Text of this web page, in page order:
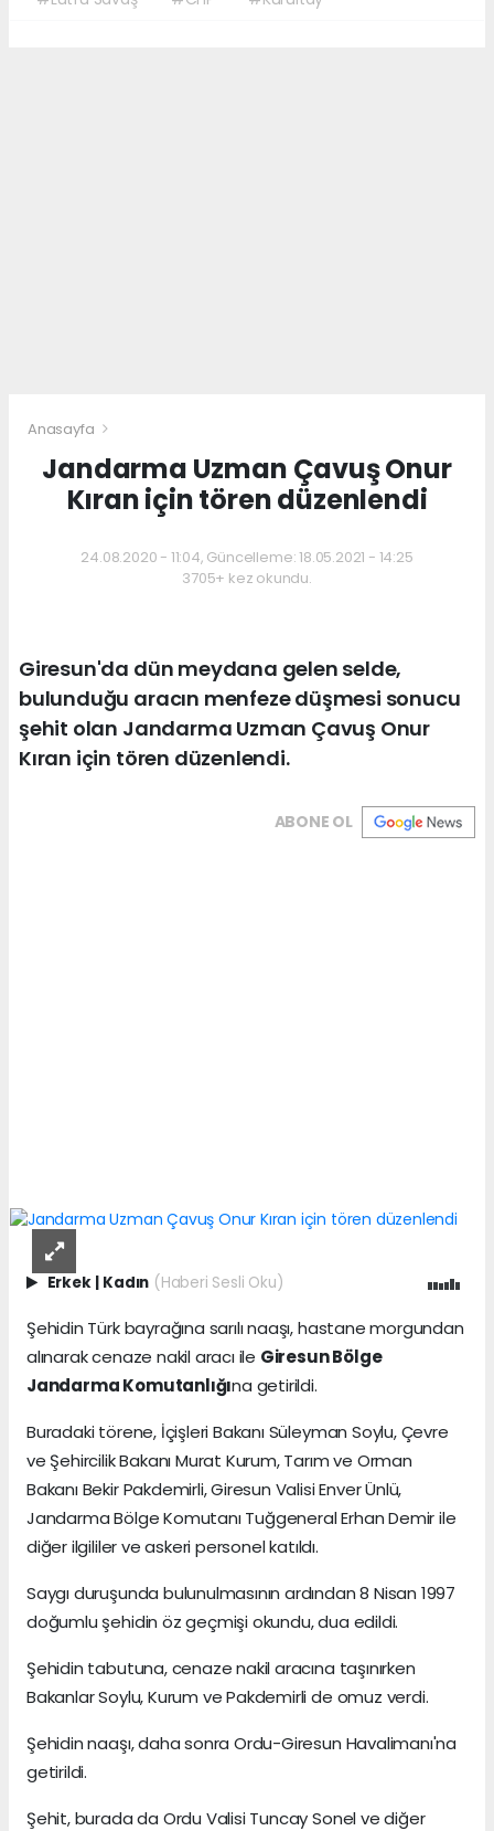
Anasayfa
Jandarma Uzman Çavuş Onur
Kıran için tören düzenlendi
24.08.2020 - 11:04, Güncelleme: 18.05.2021 - 14:25
3705+ kez okundu.
Giresun'da dün meydana gelen selde,
bulunduğu aracın menfeze düşmesi sonucu
şehit olan Jandarma Uzman Çavuş Onur
Kıran için tören düzenlendi.
ABONE OL
Erkek | Kadın (Haberi Sesli Oku)
Şehidin Türk bayrağına sarılı naaşı, hastane morgundan
alınarak cenaze nakil aracı ile Giresun Bölge
Jandarma Komutanlığına getirildi.
Buradaki törene, İçişleri Bakanı Süleyman Soylu, Çevre
ve Şehircilik Bakanı Murat Kurum, Tarım ve Orman
Bakanı Bekir Pakdemirli, Giresun Valisi Enver Ünlü,
Jandarma Bölge Komutanı Tuğgeneral Erhan Demir ile
diğer ilgililer ve askeri personel katıldı.
Saygı duruşunda bulunulmasının ardından 8 Nisan 1997
doğumlu şehidin öz geçmişi okundu, dua edildi.
Şehidin tabutuna, cenaze nakil aracına taşınırken
Bakanlar Soylu, Kurum ve Pakdemirli de omuz verdi.
Şehidin naaşı, daha sonra Ordu-Giresun Havalimanı'na
getirildi.
Şehit, burada da Ordu Valisi Tuncay Sonel ve diğer